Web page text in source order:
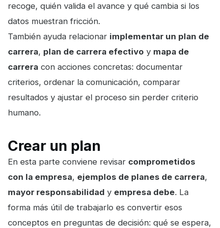
recoge, quién valida el avance y qué cambia si los
datos muestran fricción.
También ayuda relacionar implementar un plan de
carrera, plan de carrera efectivo y mapa de
carrera con acciones concretas: documentar
criterios, ordenar la comunicación, comparar
resultados y ajustar el proceso sin perder criterio
humano.
Crear un plan
En esta parte conviene revisar comprometidos
con la empresa, ejemplos de planes de carrera,
mayor responsabilidad y empresa debe. La
forma más útil de trabajarlo es convertir esos
conceptos en preguntas de decisión: qué se espera,